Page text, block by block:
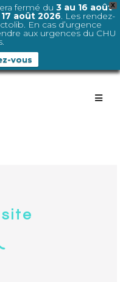
X
fermé du 3 au 16 août
août 2026. Les rendez-
En cas d’urgence
aux urgences du CHU
vous